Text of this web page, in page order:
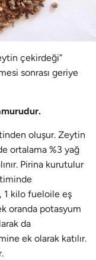
çekirdeği”
sonrası geriye
oluşur. Zeytin
ortalama %3 yağ
Pirina kurutulur
1 kilo fueloile eş
oranda potasyum
da
ek olarak katılır.